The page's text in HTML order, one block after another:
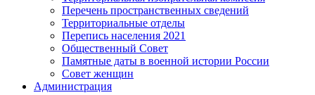
Перечень пространственных сведений
Территориальные отделы
Перепись населения 2021
Общественный Совет
Памятные даты в военной истории России
Совет женщин
Администрация